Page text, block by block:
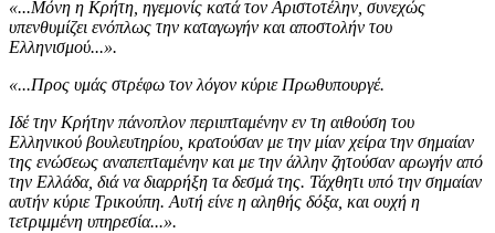
«...Μόνη η Κρήτη, ηγεμονίς κατά τον Αριστοτέλην, συνεχώς
υπενθυμίζει ενόπλως την καταγωγήν και αποστολήν του
Ελληνισμού...».
«...Προς υμάς στρέφω τον λόγον κύριε Πρωθυπουργέ.
Ιδέ την Κρήτην πάνοπλον περιιπταμένην εν τη αιθούση του
Ελληνικού βουλευτηρίου, κρατούσαν με την μίαν χείρα την σημαίαν
της ενώσεως αναπεπταμένην και με την άλλην ζητούσαν αρωγήν από
την Ελλάδα, διά να διαρρήξη τα δεσμά της. Τάχθητι υπό την σημαίαν
αυτήν κύριε Τρικούπη. Αυτή είνε η αληθής δόξα, και ουχή η
τετριμμένη υπηρεσία...».